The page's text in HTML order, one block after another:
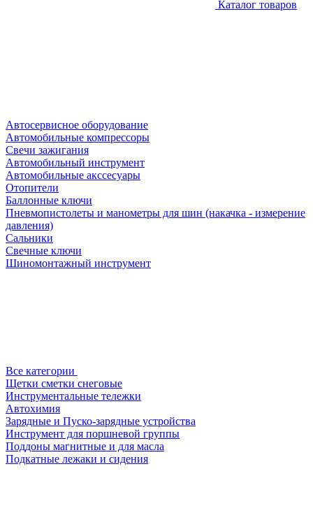
Каталог товаров
Автосервисное оборудование
Автомобильные компрессоры
Свечи зажигания
Автомобильный инструмент
Автомобильные акссесуары
Отопители
Баллонные ключи
Пневмопистолеты и манометры для шин (накачка - измерение
давления)
Сальники
Свечные ключи
Шиномонтажный инструмент
Все категории
Щетки сметки снеговые
Инструментальные тележки
Автохимия
Зарядные и Пуско-зарядные устройства
Инструмент для поршневой группы
Поддоны магнитные и для масла
Подкатные лежаки и сидения